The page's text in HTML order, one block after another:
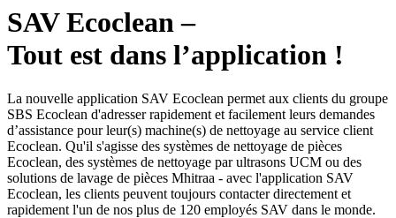
SAV Ecoclean –
Tout est dans l’application !
La nouvelle application SAV Ecoclean permet aux clients du groupe
SBS Ecoclean d'adresser rapidement et facilement leurs demandes
d’assistance pour leur(s) machine(s) de nettoyage au service client
Ecoclean. Qu'il s'agisse des systèmes de nettoyage de pièces
Ecoclean, des systèmes de nettoyage par ultrasons UCM ou des
solutions de lavage de pièces Mhitraa - avec l'application SAV
Ecoclean, les clients peuvent toujours contacter directement et
rapidement l'un de nos plus de 120 employés SAV dans le monde.